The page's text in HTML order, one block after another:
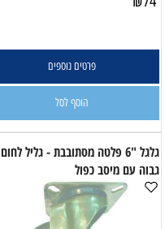
פרטים נוספים
הוסף לסל
גלגל "6 פלטה מסתובבת - גליל לחום
גבוה עם מיסב כפול